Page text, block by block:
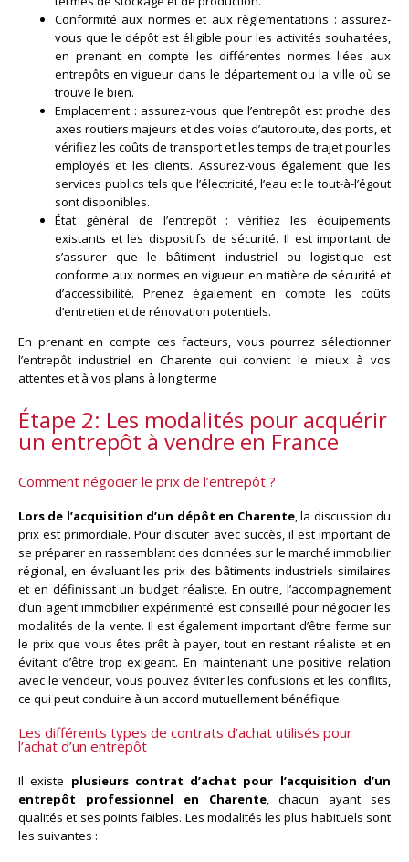
Conformité aux normes et aux règlementations : assurez-
vous que le dépôt est éligible pour les activités souhaitées,
en prenant en compte les différentes normes liées aux
entrepôts en vigueur dans le département ou la ville où se
trouve le bien.
Emplacement : assurez-vous que l’entrepôt est proche des
axes routiers majeurs et des voies d’autoroute, des ports, et
vérifiez les coûts de transport et les temps de trajet pour les
employés et les clients. Assurez-vous également que les
services publics tels que l’électricité, l’eau et le tout-à-l’égout
sont disponibles.
État général de l’entrepôt : vérifiez les équipements
existants et les dispositifs de sécurité. Il est important de
s’assurer que le bâtiment industriel ou logistique est
conforme aux normes en vigueur en matière de sécurité et
d’accessibilité. Prenez également en compte les coûts
d’entretien et de rénovation potentiels.
En prenant en compte ces facteurs, vous pourrez sélectionner
l’entrepôt industriel en Charente qui convient le mieux à vos
attentes et à vos plans à long terme
Étape 2: Les modalités pour acquérir
un entrepôt à vendre en France
Comment négocier le prix de l’entrepôt ?
Lors de l’acquisition d’un dépôt en Charente, la discussion du
prix est primordiale. Pour discuter avec succès, il est important de
se préparer en rassemblant des données sur le marché immobilier
régional, en évaluant les prix des bâtiments industriels similaires
et en définissant un budget réaliste. En outre, l’accompagnement
d’un agent immobilier expérimenté est conseillé pour négocier les
modalités de la vente. Il est également important d’être ferme sur
le prix que vous êtes prêt à payer, tout en restant réaliste et en
évitant d’être trop exigeant. En maintenant une positive relation
avec le vendeur, vous pouvez éviter les confusions et les conflits,
ce qui peut conduire à un accord mutuellement bénéfique.
Les différents types de contrats d’achat utilisés pour
l’achat d’un entrepôt
Il existe plusieurs contrat d’achat pour l’acquisition d’un
entrepôt professionnel en Charente, chacun ayant ses
qualités et ses points faibles. Les modalités les plus habituels sont
les suivantes :